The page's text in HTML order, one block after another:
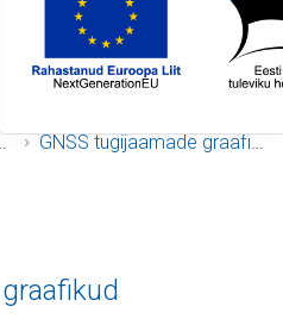
GNSS tugijaamade graafikud